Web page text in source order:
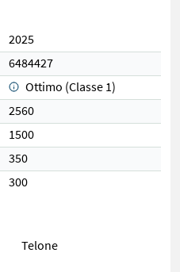
2025
6484427
Ottimo (Classe 1)
2560
1500
350
300
Telone